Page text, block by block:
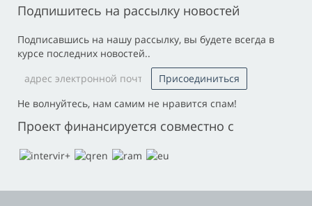
Подпишитесь на рассылку новостей
Подписавшись на нашу рассылку, вы будете всегда в
курсе последних новостей..
Не волнуйтесь, нам самим не нравится спам!
Проект финансируется совместно с